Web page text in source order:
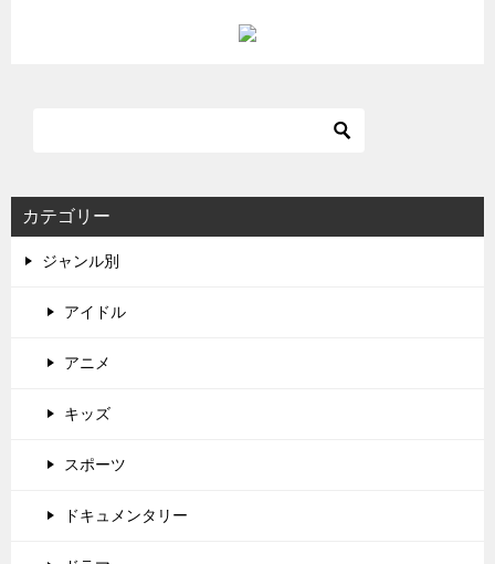
カテゴリー
ジャンル別
アイドル
アニメ
キッズ
スポーツ
ドキュメンタリー